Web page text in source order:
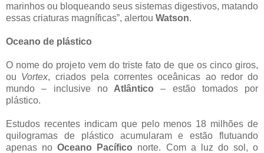
marinhos ou bloqueando seus sistemas digestivos, matando
essas criaturas magníficas”, alertou Watson.
Oceano de plástico
O nome do projeto vem do triste fato de que os cinco giros,
ou Vortex, criados pela correntes oceânicas ao redor do
mundo – inclusive noAtlântico – estão tomados por
plástico.
Estudos recentes indicam que pelo menos 18 milhões de
quilogramas de plástico acumularam e estão flutuando
apenas noOceano Pacífico norte. Com a luz do sol, o